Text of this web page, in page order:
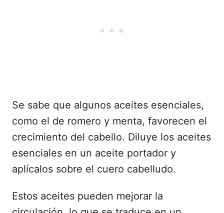
Se sabe que algunos aceites esenciales,
como el de romero y menta, favorecen el
crecimiento del cabello. Diluye los aceites
esenciales en un aceite portador y
aplícalos sobre el cuero cabelludo.
Estos aceites pueden mejorar la